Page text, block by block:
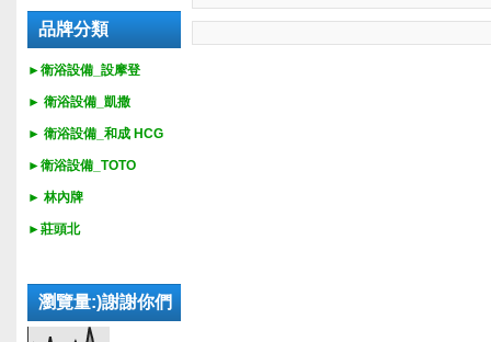
品牌分類
►衛浴設備_設摩登
► 衛浴設備_ 凱撒
► 衛浴設備_ 和成 HCG
►衛浴設備_ TOTO
► 林內牌
►莊頭北
瀏覽量:)謝謝你們